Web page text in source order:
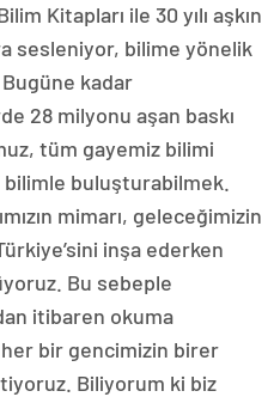
Kitapları ile 30 yılı aşkın
sesleniyor, bilime yönelik
Bugüne kadar
28 milyonu aşan baskı
tüm gayemiz bilimi
buluşturabilmek.
mimarı, geleceğimizin
inşa ederken
Bu sebeple
itibaren okuma
her bir gencimizin birer
Biliyorum ki biz